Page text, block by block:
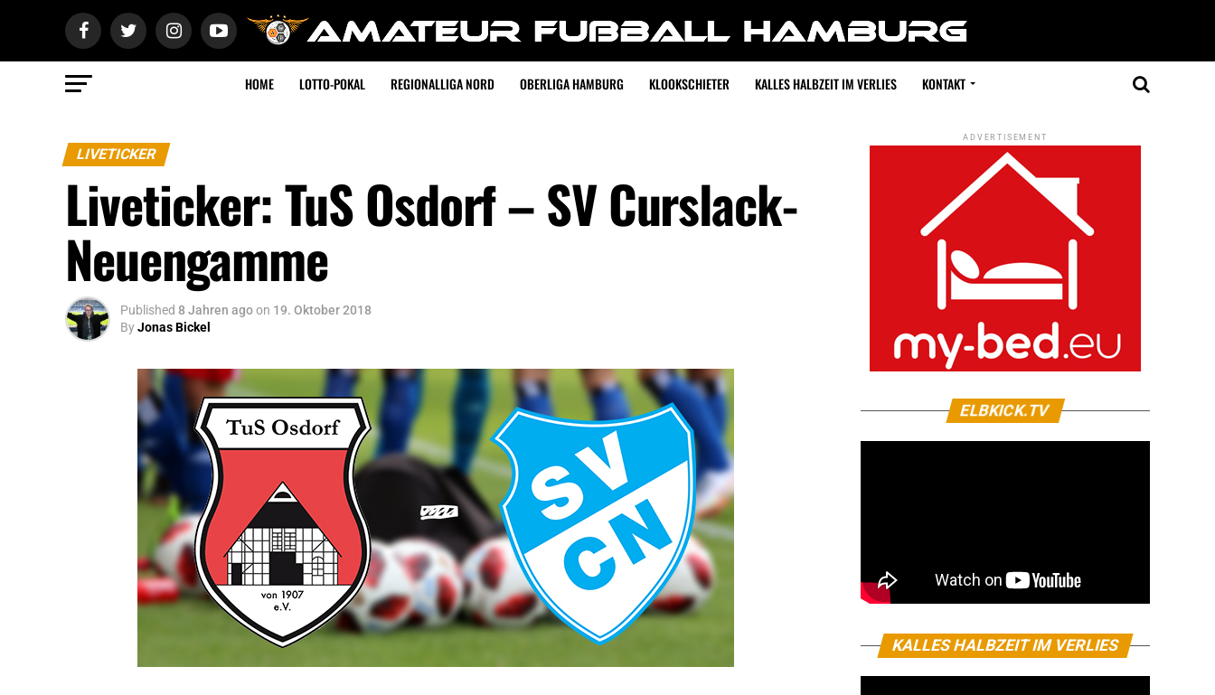
HOME LOTTO-POKAL REGIONALLIGA NORD OBERLIGA HAMBURG KLOOKSCHIETER KALLES HALBZEIT IM VERLIES KONTAKT
LIVETICKER
Liveticker: TuS Osdorf – SV Curslack-
Neuengamme
Published 8 Jahren agoon 19. Oktober 2018
ByJonas Bickel
ADVERTISEMENT
ELBKICK.TV
KALLES HALBZEIT IM VERLIES